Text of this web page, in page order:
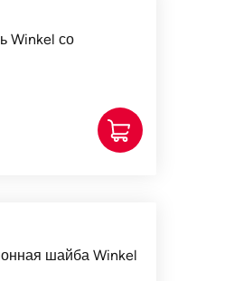
Winkel со
шайба Winkel